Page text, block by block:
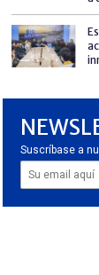
Suscríbase a